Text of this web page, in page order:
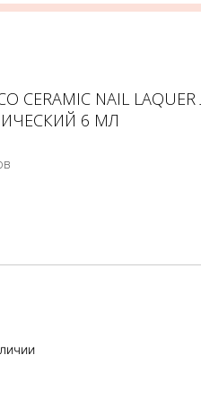
CERAMIC NAIL
6 МЛ